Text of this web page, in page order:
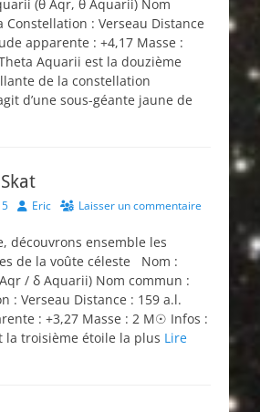
(θ Aqr, θ Aquarii) Nom
Constellation : Verseau Distance
apparente : +4,17 Masse :
Aquarii est la douzième
de la constellation
d’une sous-géante jaune de
Author
Eric Laisser un commentaire
découvrons ensemble les
de la voûte céleste Nom :
/ δ Aquarii) Nom commun :
: Verseau Distance : 159 a.l.
: +3,27 Masse : 2 M☉ Infos :
la troisième étoile la plus Lire